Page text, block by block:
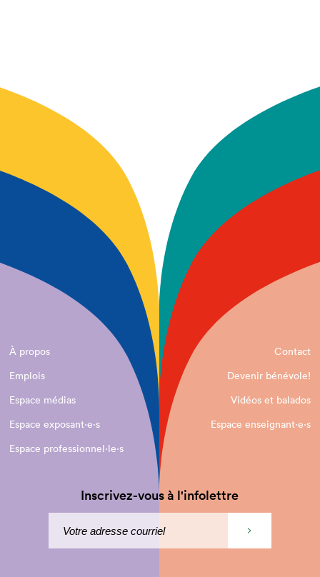
À propos
Contact
Emplois
Devenir bénévole!
Espace médias
Vidéos et balados
Espace exposant·e⋅s
Espace enseignant·e⋅s
Espace professionnel·le⋅s
Inscrivez-vous à l'infolettre